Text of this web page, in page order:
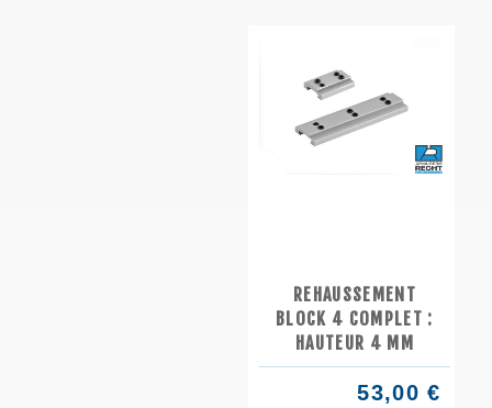
REHAUSSEMENT
BLOCK 4 COMPLET :
HAUTEUR 4 MM
53,00 €